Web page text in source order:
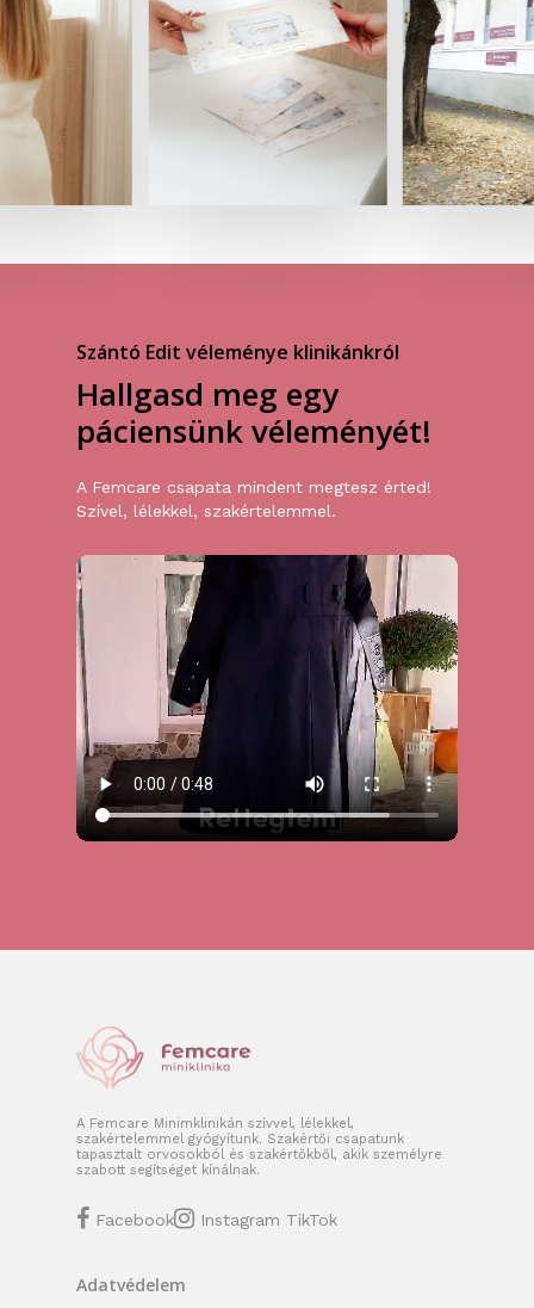
Szántó Edit véleménye klinikánkról
Hallgasd meg egy
páciensünkvéleményét!
A Femcare csapata mindent megtesz érted!
Szível, lélekkel, szakértelemmel.
A Femcare Minimklinikán szívvel, lélekkel,
szakértelemmel gyógyítunk. Szakértői csapatunk
tapasztalt orvosokból és szakértőkből, akik személyre
szabott segítséget kínálnak.
Facebook Instagram TikTok
Adatvédelem